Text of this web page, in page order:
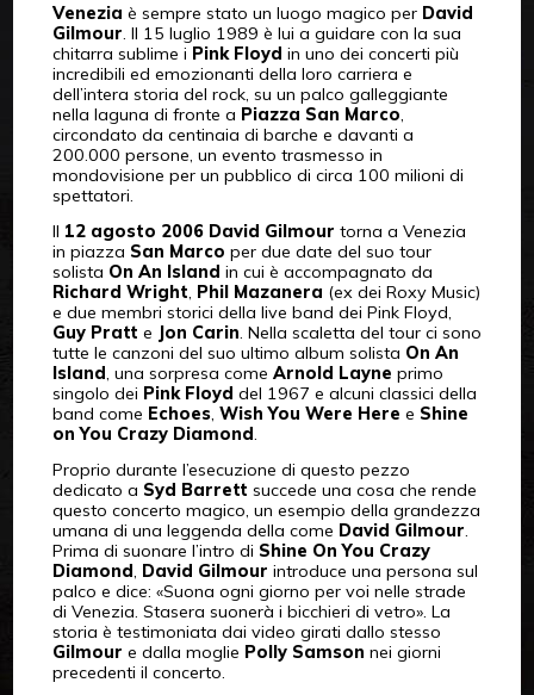
Venezia è sempre stato un luogo magico per David
Gilmour. Il 15 luglio 1989 è lui a guidare con la sua
chitarra sublime i Pink Floyd in uno dei concerti più
incredibili ed emozionanti della loro carriera e
dell’intera storia del rock, su un palco galleggiante
nella laguna di fronte a Piazza San Marco,
circondato da centinaia di barche e davanti a
200.000 persone, un evento trasmesso in
mondovisione per un pubblico di circa 100 milioni di
spettatori.
Il 12 agosto 2006 David Gilmour torna a Venezia
in piazza San Marco per due date del suo tour
solista On An Island in cui è accompagnato da
Richard Wright, Phil Mazanera (ex dei Roxy Music)
e due membri storici della live band dei Pink Floyd,
Guy Pratt e Jon Carin. Nella scaletta del tour ci sono
tutte le canzoni del suo ultimo album solista On An
Island, una sorpresa come Arnold Layne primo
singolo dei Pink Floyd del 1967 e alcuni classici della
band come Echoes, Wish You Were Here e Shine
on You Crazy Diamond.
Proprio durante l’esecuzione di questo pezzo
dedicato a Syd Barrett succede una cosa che rende
questo concerto magico, un esempio della grandezza
umana di una leggenda della come David Gilmour.
Prima di suonare l’intro di Shine On You Crazy
Diamond, David Gilmour introduce una persona sul
palco e dice: «Suona ogni giorno per voi nelle strade
di Venezia. Stasera suonerà i bicchieri di vetro». La
storia è testimoniata dai video girati dallo stesso
Gilmour e dalla moglie Polly Samson nei giorni
precedenti il concerto.